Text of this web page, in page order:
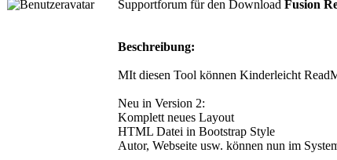
Supportforum für den Download Fusion
Beschreibung:
MIt diesen Tool können Kinderleicht
Neu in Version 2:
Komplett neues Layout
HTML Datei in Bootstrap Style
Autor, Webseite usw. können nun im